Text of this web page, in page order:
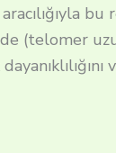
bu
(telomer